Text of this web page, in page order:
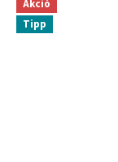
Akció
Tipp